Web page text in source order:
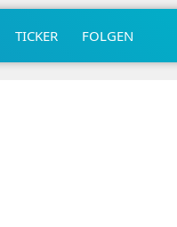
TICKER FOLGEN